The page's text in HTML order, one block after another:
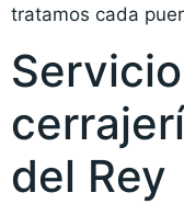
tratamos cada
del Rey